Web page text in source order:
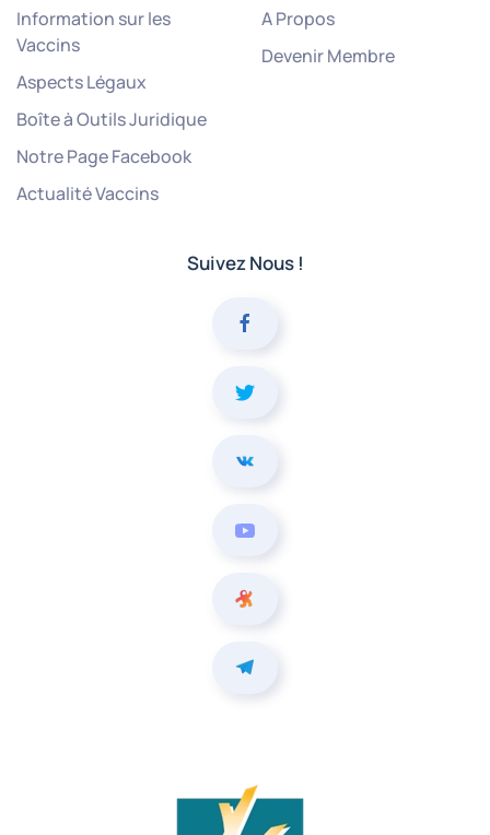
Information sur les
Vaccins
Aspects Légaux
Boîte à Outils Juridique
Notre Page Facebook
Actualité Vaccins
A Propos
Devenir Membre
Suivez Nous !